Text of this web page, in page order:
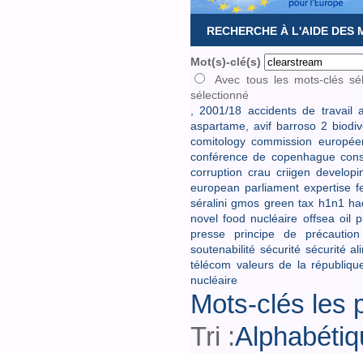
RECHERCHE À L'AIDE DES
Mot(s)-clé(s)
Avec tous les mots-clés
sélectionné
, 2001/18 accidents de travail
aspartame, avif barroso 2
comitology commission
conférence de copenhague
corruption crau criigen
european parliament expertise
séralini gmos green tax h1n1
novel food nucléaire offsea oil
presse
principe de précaution
soutenabilité sécurité sécurité
télécom valeurs de la
nucléaire
Mots-clés les
Tri :